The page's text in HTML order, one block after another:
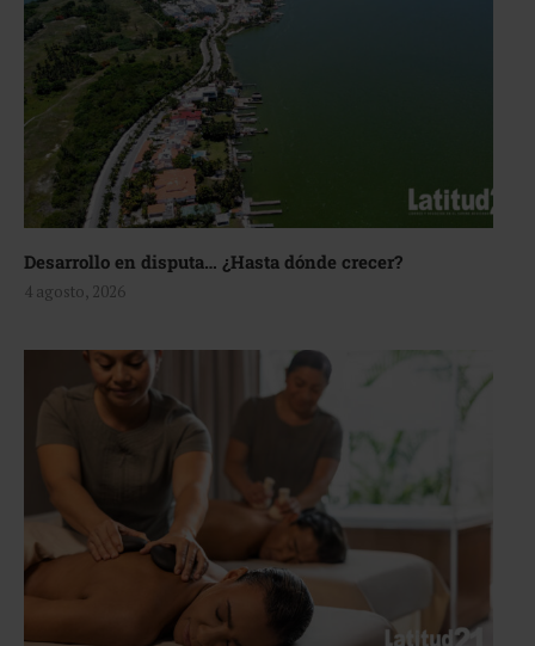
Desarrollo en disputa… ¿Hasta dónde crecer?
4 agosto, 2026